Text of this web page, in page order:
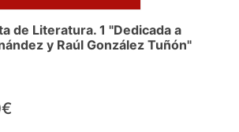
de Literatura. 1 "Dedicada a
y Raúl González Tuñón"